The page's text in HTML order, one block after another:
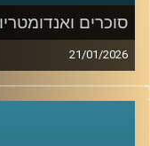
סוכרים
21/01/2026
כשאנחנו חושבים על
כלל מדמיינים